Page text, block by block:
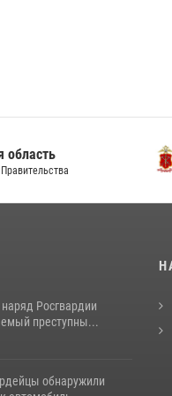
область
Росгвардии
преступны...
обнаружили